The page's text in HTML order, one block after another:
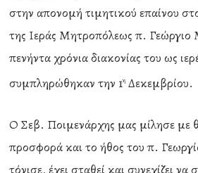
στην απονομή τιμητικού επαίνου
της Ιεράς Μητροπόλεως π.
πενήντα χρόνια διακονίας του ως
συμπληρώθηκαν την 1η Δεκεμβρίου.
Ο Σεβ. Ποιμενάρχης μας μίλησε με
προσφορά και το ήθος του π.
τόνισε, έχει σταθεί και συνεχίζει